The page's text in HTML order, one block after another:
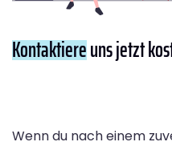
Kontaktiereuns jetzt
Wenn du nach einem